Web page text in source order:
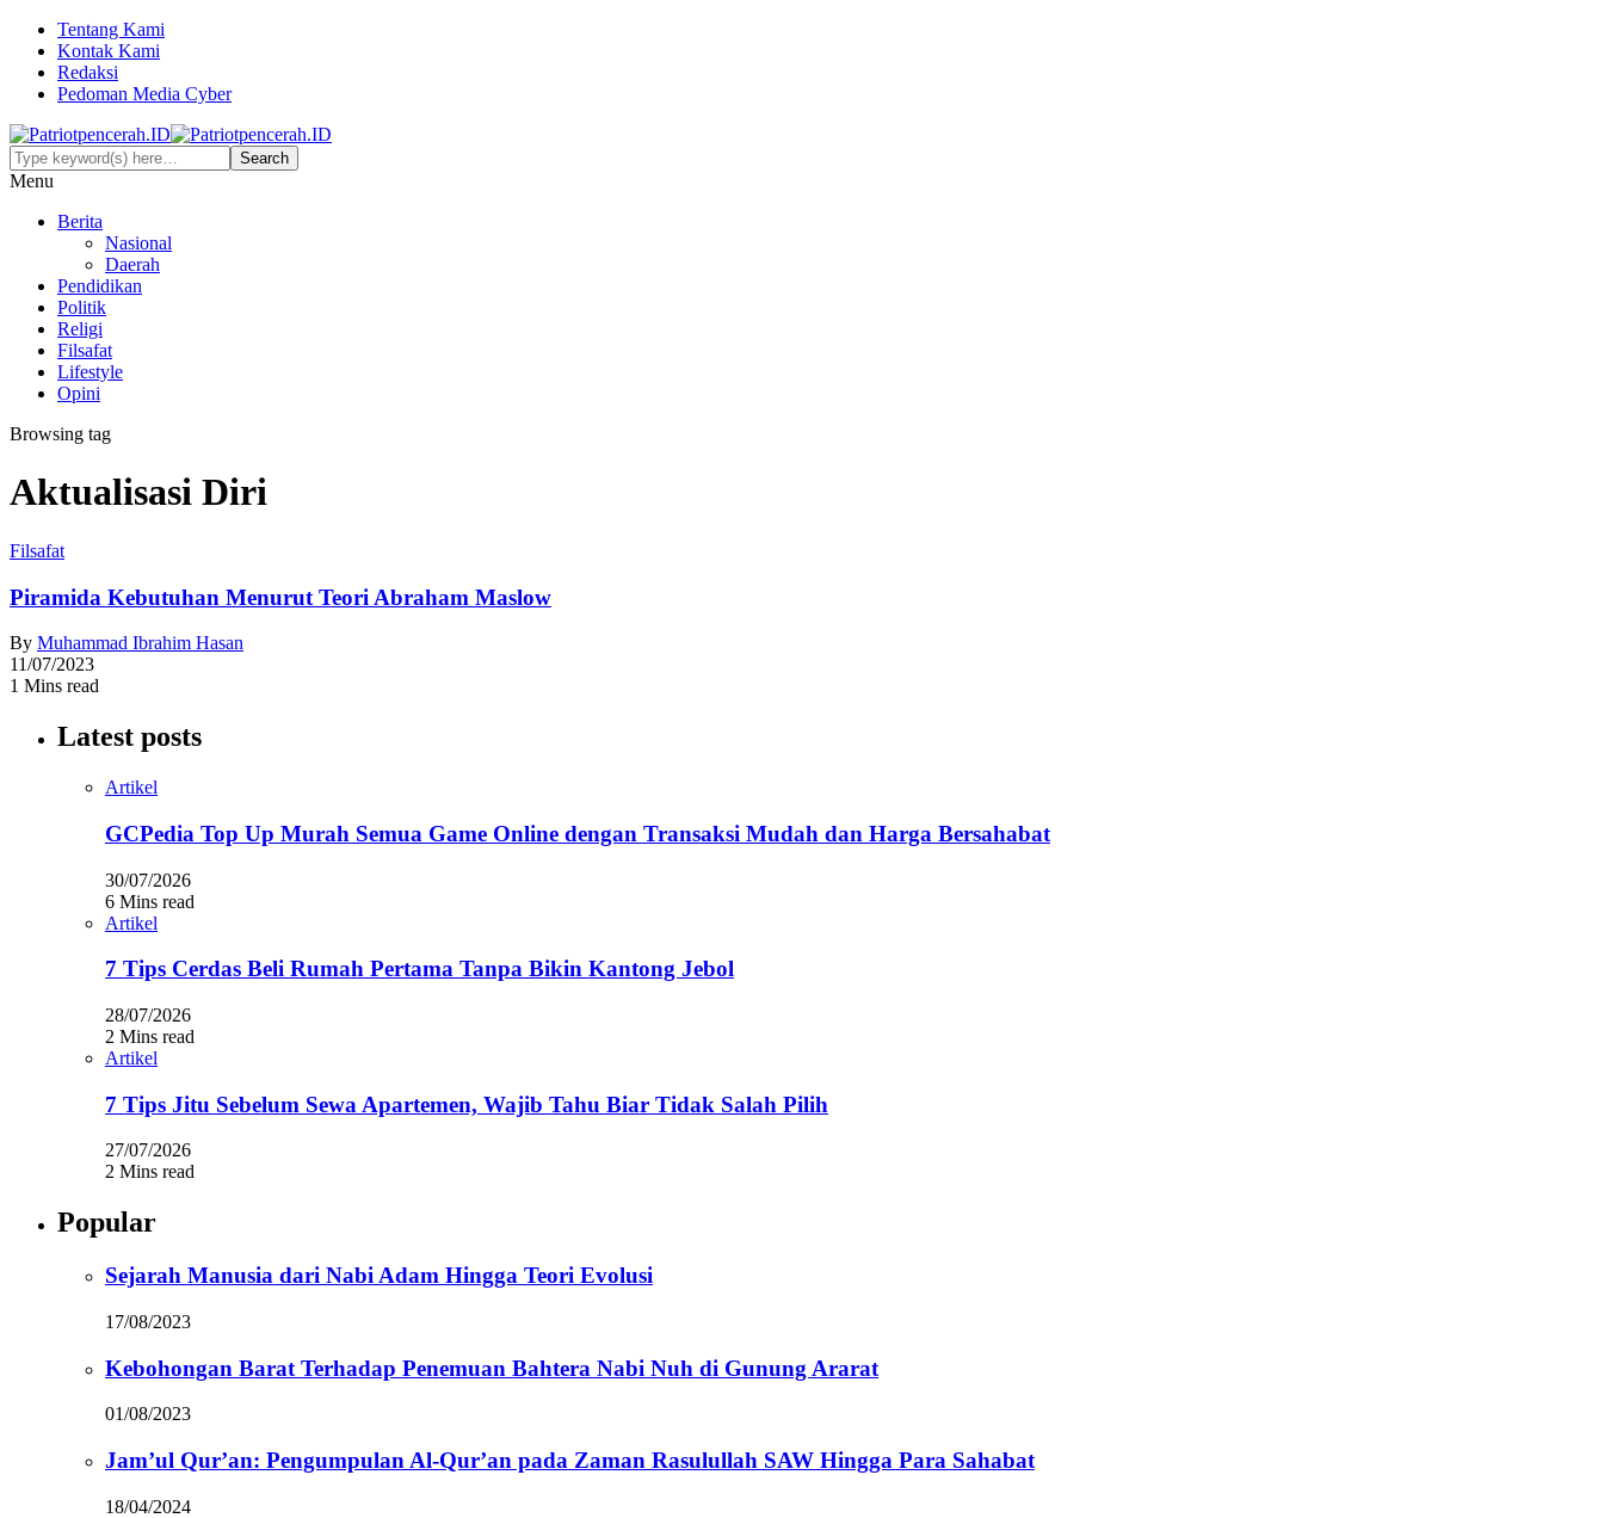
Tentang Kami
Kontak Kami
Redaksi
Pedoman Media Cyber
Menu
Berita
Nasional
Daerah
Pendidikan
Politik
Religi
Filsafat
Lifestyle
Opini
Browsing tag
Aktualisasi Diri
Filsafat
Piramida Kebutuhan Menurut Teori Abraham Maslow
By Muhammad Ibrahim Hasan
11/07/2023
1 Mins read
Latest posts
Artikel
GCPedia Top Up Murah Semua Game Online dengan Transaksi Mudah dan Harga Bersahabat
30/07/2026
6 Mins read
Artikel
7 Tips Cerdas Beli Rumah Pertama Tanpa Bikin Kantong Jebol
28/07/2026
2 Mins read
Artikel
7 Tips Jitu Sebelum Sewa Apartemen, Wajib Tahu Biar Tidak Salah Pilih
27/07/2026
2 Mins read
Popular
Sejarah Manusia dari Nabi Adam Hingga Teori Evolusi
17/08/2023
Kebohongan Barat Terhadap Penemuan Bahtera Nabi Nuh di Gunung Ararat
01/08/2023
Jam’ul Qur’an: Pengumpulan Al-Qur’an pada Zaman Rasulullah SAW Hingga Para Sahabat
18/04/2024